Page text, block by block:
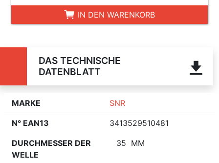
IN DEN WARENKORB
DAS TECHNISCHE
DATENBLATT
MARKE SNR
N° EAN13 3413529510481
DURCHMESSER DER
WELLE
35 MM